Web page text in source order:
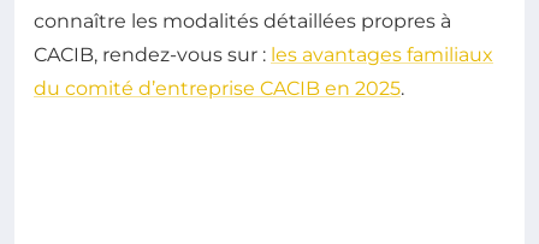
connaître les modalités détaillées propres à
CACIB, rendez-vous sur : les avantages familiaux
du comité d’entreprise CACIB en 2025.